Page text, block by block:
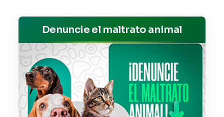
Denuncie el maltrato animal